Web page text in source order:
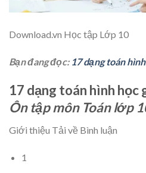
Download.vn Học tập Lớp 10
Bạn đang đọc: 17 dạng toán
17 dạng toán hình học
Ôn tập môn Toán lớp
Giới thiệu Tải về Bình luận
1